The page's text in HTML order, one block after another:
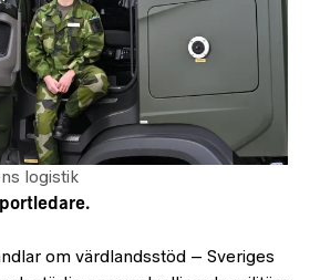
logistik
om värdlandsstöd – Sveriges